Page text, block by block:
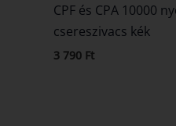
CPF és CPA 10000
csereszivacs kék
3 790 Ft